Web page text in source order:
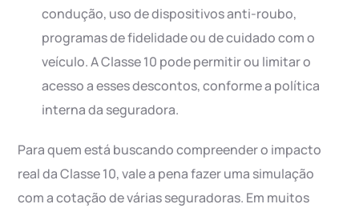
condução, uso de dispositivos anti-roubo,
programas de fidelidade ou de cuidado com o
veículo. A Classe 10 pode permitir ou limitar o
acesso a esses descontos, conforme a política
interna da seguradora.
Para quem está buscando compreender o impacto
real da Classe 10, vale a pena fazer uma simulação
com a cotação de várias seguradoras. Em muitos